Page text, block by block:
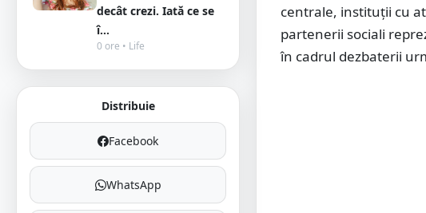
decât crezi. Iată ce se
î...
0 ore • Life
Distribuie
Facebook
WhatsApp
centrale, instituții cu
partenerii sociali
în cadrul dezbaterii